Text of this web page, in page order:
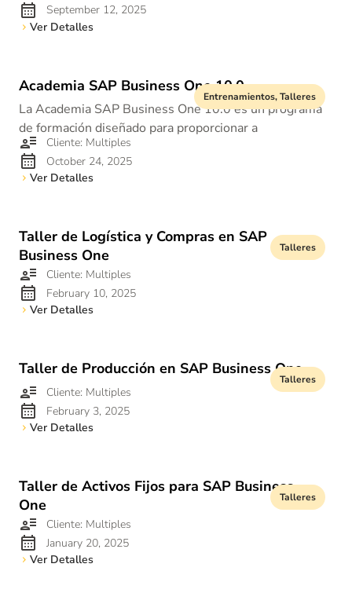
September 12, 2025
Ver Detalles
Entrenamientos,Talleres
Academia SAP Business One 10.0
La Academia SAP Business One 10.0 es un programa
de formación diseñado para proporcionar a
Cliente: Multiples
October 24, 2025
Ver Detalles
Talleres
Taller de Logística y Compras en SAP
Business One
Cliente: Multiples
February 10, 2025
Ver Detalles
Talleres
Taller de Producción en SAP Business One
Cliente: Multiples
February 3, 2025
Ver Detalles
Talleres
Taller de Activos Fijos para SAP Business
One
Cliente: Multiples
January 20, 2025
Ver Detalles